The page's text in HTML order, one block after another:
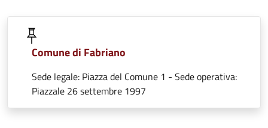
Comune di Fabriano
Sede legale: Piazza del Comune 1 - Sede operativa:
Piazzale 26 settembre 1997